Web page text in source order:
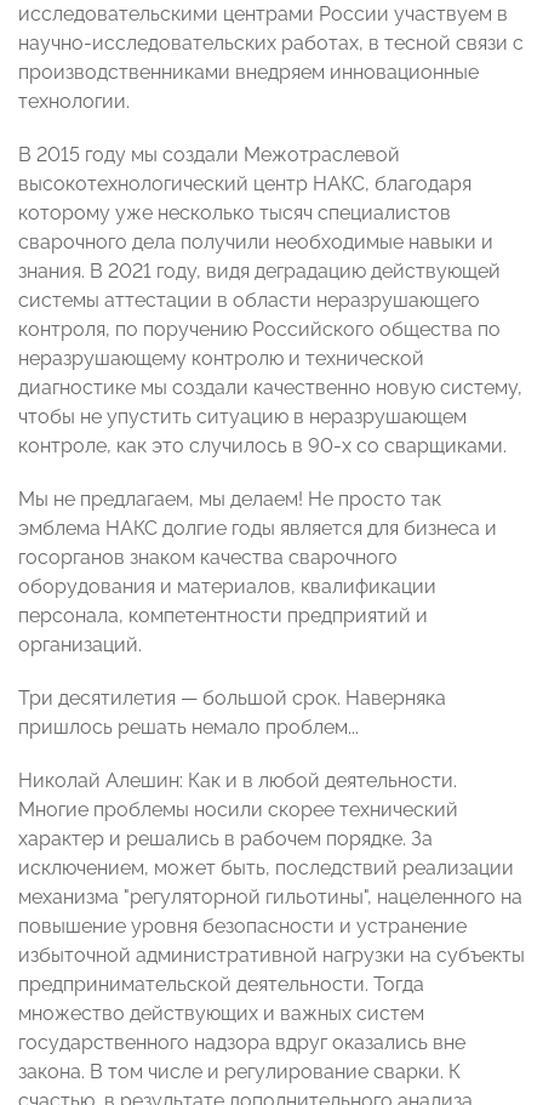
исследовательскими центрами России участвуем в
научно-исследовательских работах, в тесной связи с
производственниками внедряем инновационные
технологии.
В 2015 году мы создали Межотраслевой
высокотехнологический центр НАКС, благодаря
которому уже несколько тысяч специалистов
сварочного дела получили необходимые навыки и
знания. В 2021 году, видя деградацию действующей
системы аттестации в области неразрушающего
контроля, по поручению Российского общества по
неразрушающему контролю и технической
диагностике мы создали качественно новую систему,
чтобы не упустить ситуацию в неразрушающем
контроле, как это случилось в 90-х со сварщиками.
Мы не предлагаем, мы делаем! Не просто так
эмблема НАКС долгие годы является для бизнеса и
госорганов знаком качества сварочного
оборудования и материалов, квалификации
персонала, компетентности предприятий и
организаций.
Три десятилетия — большой срок. Наверняка
пришлось решать немало проблем...
Николай Алешин: Как и в любой деятельности.
Многие проблемы носили скорее технический
характер и решались в рабочем порядке. За
исключением, может быть, последствий реализации
механизма "регуляторной гильотины", нацеленного на
повышение уровня безопасности и устранение
избыточной административной нагрузки на субъекты
предпринимательской деятельности. Тогда
множество действующих и важных систем
государственного надзора вдруг оказались вне
закона. В том числе и регулирование сварки. К